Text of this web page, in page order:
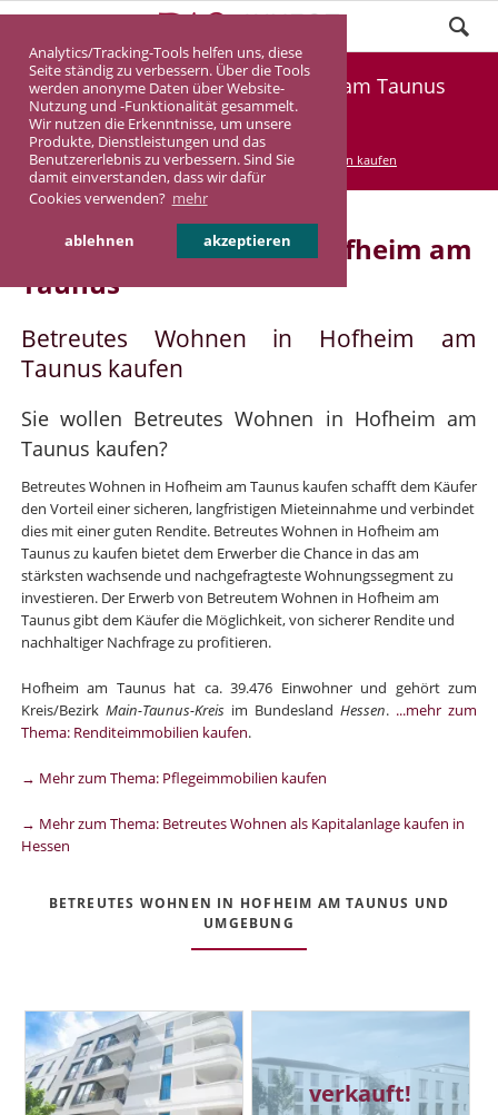
Analytics/Tracking-Tools helfen uns, diese
Seite ständig zu verbessern. Über die Tools
werden anonyme Daten über Website-
Nutzung und -Funktionalität gesammelt.
Wir nutzen die Erkenntnisse, um unsere
Produkte, Dienstleistungen und das
Benutzererlebnis zu verbessern. Sind Sie
damit einverstanden, dass wir dafür
Cookies verwenden? mehr
ablehnen akzeptieren
Betreutes Wohnen in Hofheim am Taunus
kaufen
DASINVEST Service Betreutes Wohnen kaufen
Betreutes Wohnen in Hofheim am
Taunus
Betreutes Wohnen in Hofheim am
Taunus kaufen
Sie wollen Betreutes Wohnen in Hofheim am
Taunus kaufen?
Betreutes Wohnen in Hofheim am Taunus kaufen schafft dem Käufer
den Vorteil einer sicheren, langfristigen Mieteinnahme und verbindet
dies mit einer guten Rendite. Betreutes Wohnen in Hofheim am
Taunus zu kaufen bietet dem Erwerber die Chance in das am
stärksten wachsende und nachgefragteste Wohnungssegment zu
investieren. Der Erwerb von Betreutem Wohnen in Hofheim am
Taunus gibt dem Käufer die Möglichkeit, von sicherer Rendite und
nachhaltiger Nachfrage zu profitieren.
Hofheim am Taunus hat ca. 39.476 Einwohner und gehört zum
Kreis/Bezirk Main-Taunus-Kreisim BundeslandHessen. ...mehr zum
Thema: Renditeimmobilien kaufen.
→ Mehr zum Thema: Pflegeimmobilien kaufen
→ Mehr zum Thema: Betreutes Wohnen als Kapitalanlage kaufen in
Hessen
BETREUTES WOHNEN IN HOFHEIM AM TAUNUS UND
UMGEBUNG
verkauft!